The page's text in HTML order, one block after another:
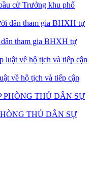
cử Trưởng khu phố
tham gia BHXH tự
về hộ tịch và tiếp cận
THỦ DÂN SỰ